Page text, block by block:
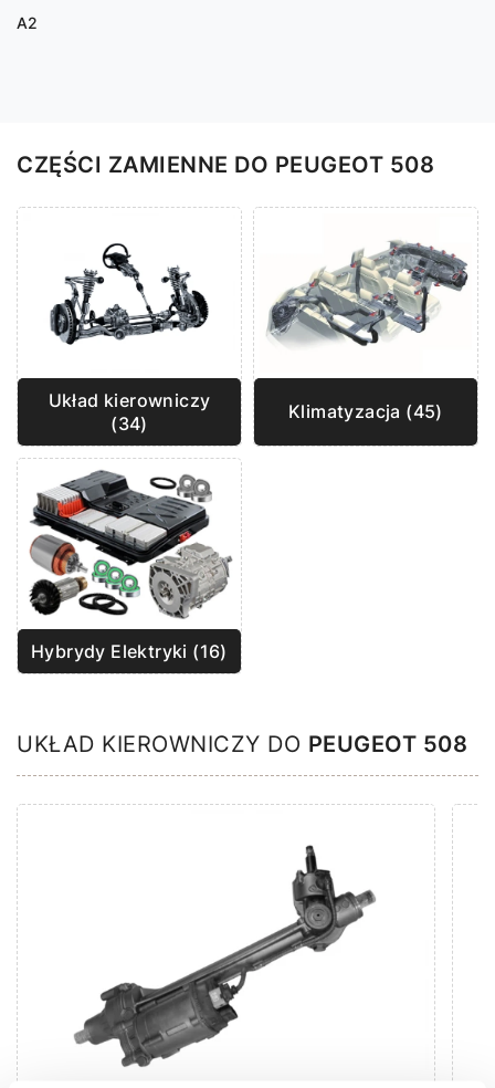
A2
CZĘŚCI ZAMIENNE DO PEUGEOT 508
Układ kierowniczy
(34)
Klimatyzacja (45)
Hybrydy Elektryki (16)
UKŁAD KIEROWNICZY DO PEUGEOT 508